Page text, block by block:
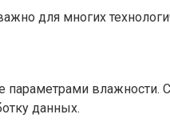
для многих
параметрами
данных.